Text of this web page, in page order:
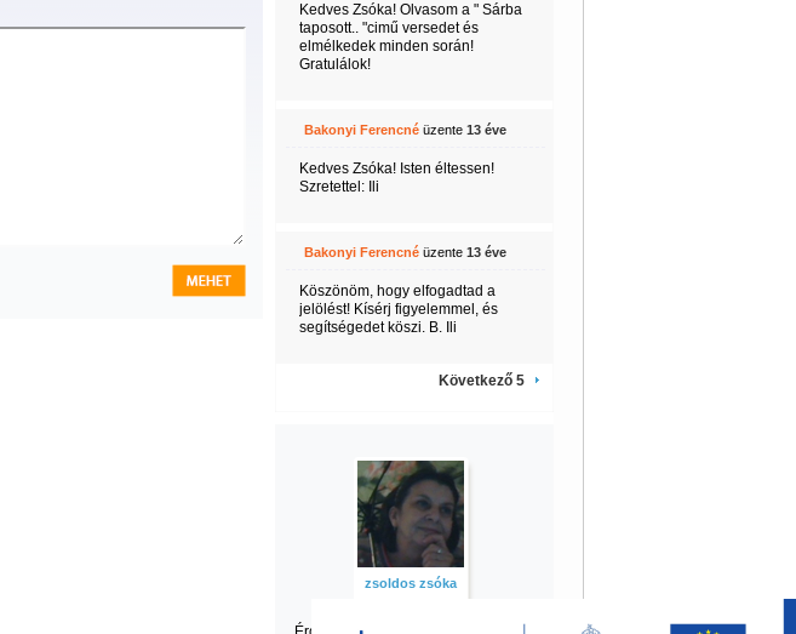
Kedves Zsóka! Olvasom a " Sárba
taposott.. "cimű versedet és
elmélkedek minden során!
Gratulálok!
Bakonyi Ferencnéüzente 13 éve
Kedves Zsóka! Isten éltessen!
Szretettel: Ili
Bakonyi Ferencnéüzente 13 éve
Köszönöm, hogy elfogadtad a
jelölést! Kísérj figyelemmel, és
segítségedet köszi. B. Ili
Következő 5
zsoldos zsóka